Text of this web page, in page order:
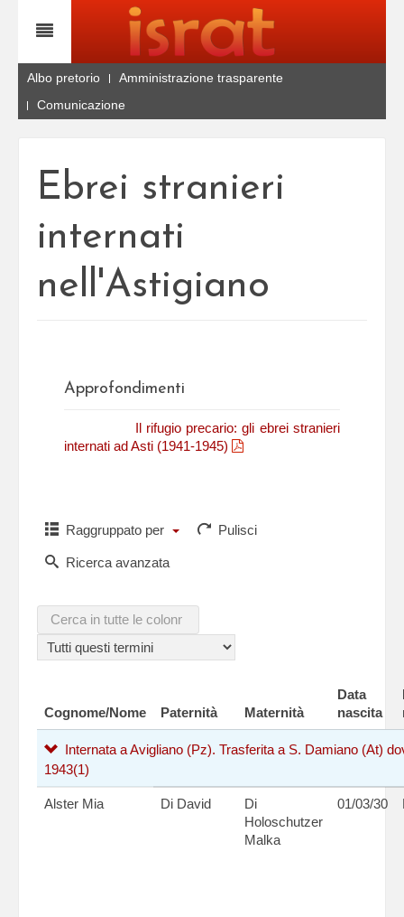
Albo pretorio
Amministrazione trasparente
Comunicazione
Ebrei stranieri
internati
nell'Astigiano
Approfondimenti
Il rifugio precario: gli ebrei stranieri
internati ad Asti (1941-1945)
Raggruppato per Pulisci
Ricerca avanzata
Cognome/Nome Paternità Maternità
Data
nascita
Internata a Avigliano (Pz). Trasferita a S. Damiano (At)
1943(1)
Alster Mia Di David
Di
Holoschutzer
Malka
01/03/30